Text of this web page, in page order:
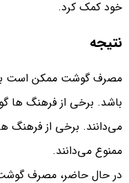
خود کمک کرد.
نتیجه
مصرف گوشت ممکن است با
باشد. برخی از فرهنگ‌ ها
می‌دانند. برخی از فرهنگ‌
ممنوع می‌دانند.
در حال حاضر، مصرف